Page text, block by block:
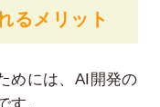
るメリット
めには、AI開発の
す。